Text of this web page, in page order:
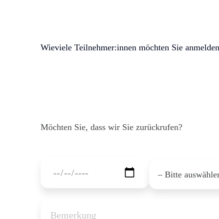
Wieviele Teilnehmer:innen möchten Sie
Möchten Sie, dass wir Sie zurückrufen?